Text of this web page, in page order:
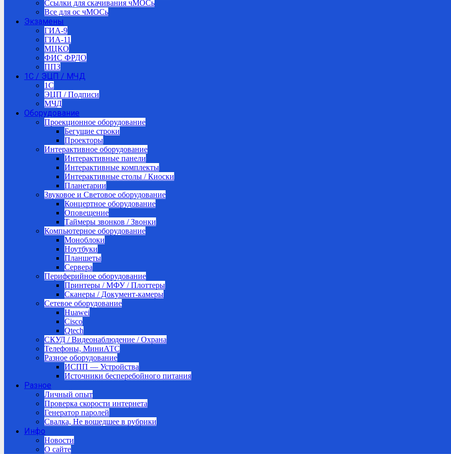
Ссылки для скачивания чМОСь
Все для ос чМОСь
Экзамены
ГИА-9
ГИА-11
МЦКО
ФИС ФРДО
ППЗ
1С / ЭЦП / МЧД
1C
ЭЦП / Подписи
МЧД
Оборудование
Проекционное оборудование
Бегущие строки
Проекторы
Интерактивное оборудование
Интерактивные панели
Интерактивные комплекты
Интерактивные столы / Киоски
Планетарии
Звуковое и Световое оборудование
Концертное оборудование
Оповещение
Таймеры звонков / Звонки
Компьютерное оборудование
Моноблоки
Ноутбуки
Планшеты
Сервера
Периферийное оборудование
Принтеры / МФУ / Плоттеры
Сканеры / Документ-камеры
Сетевое оборудование
Huawei
Cisco
Qtech
СКУД / Видеонаблюдение / Охрана
Телефоны, МиниАТС
Разное оборудование
ИСПП — Устройства
Источники бесперебойного питания
Разное
Личный опыт
Проверка скорости интернета
Генератор паролей
Свалка, Не вошедшее в рубрики
Инфо
Новости
О сайте